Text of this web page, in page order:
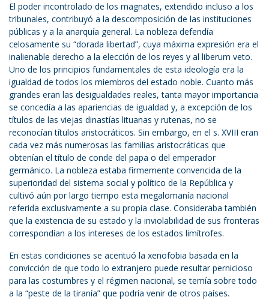
El poder incontrolado de los magnates, extendido incluso a los
tribunales, contribuyó a la descomposición de las instituciones
públicas y a la anarquía general. La nobleza defendía
celosamente su “dorada libertad”, cuya máxima expresión era el
inalienable derecho a la elección de los reyes y al liberum veto.
Uno de los principios fundamentales de esta ideología era la
igualdad de todos los miembros del estado noble. Cuanto más
grandes eran las desigualdades reales, tanta mayor importancia
se concedía a las apariencias de igualdad y, a excepción de los
títulos de las viejas dinastías lituanas y rutenas, no se
reconocían títulos aristocráticos. Sin embargo, en el s. XVIII eran
cada vez más numerosas las familias aristocráticas que
obtenían el título de conde del papa o del emperador
germánico. La nobleza estaba firmemente convencida de la
superioridad del sistema social y político de la República y
cultivó aún por largo tiempo esta megalomanía nacional
referida exclusivamente a su propia clase. Consideraba también
que la existencia de su estado y la inviolabilidad de sus fronteras
correspondían a los intereses de los estados limítrofes.
En estas condiciones se acentuó la xenofobia basada en la
convicción de que todo lo extranjero puede resultar pernicioso
para las costumbres y el régimen nacional, se temía sobre todo
a la “peste de la tiranía” que podría venir de otros países.